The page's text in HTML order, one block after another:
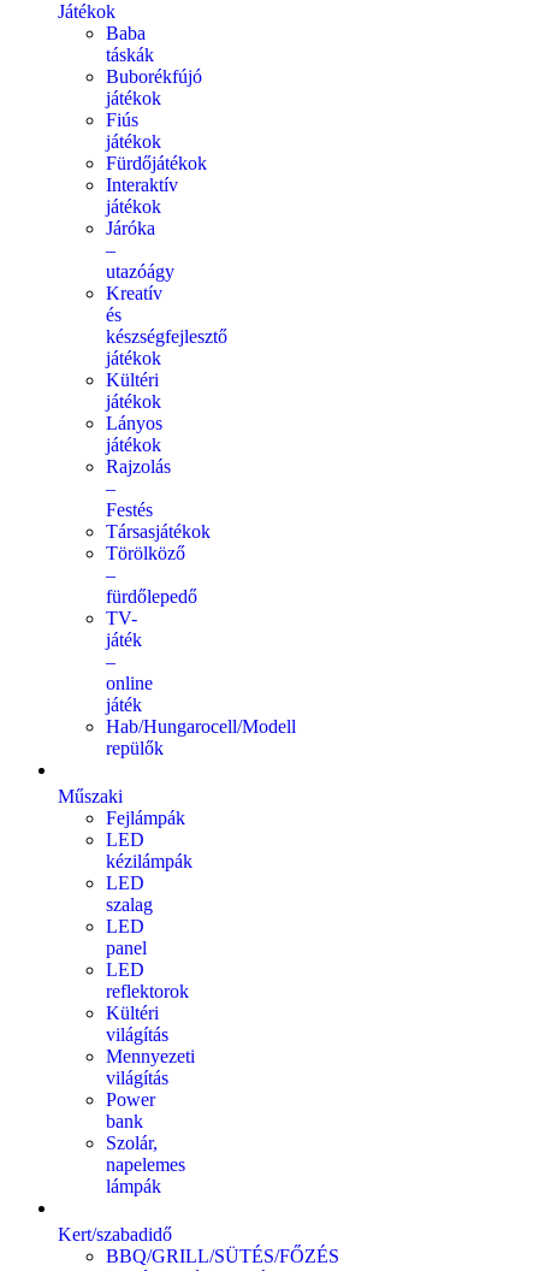
Játékok
Baba
táskák
Buborékfújó
játékok
Fiús
játékok
Fürdőjátékok
Interaktív
játékok
Járóka
–
utazóágy
Kreatív
és
készségfejlesztő
játékok
Kültéri
játékok
Lányos
játékok
Rajzolás
–
Festés
Társasjátékok
Törölköző
–
fürdőlepedő
TV-
játék
–
online
játék
Hab/Hungarocell/Modell
repülők
Műszaki
Fejlámpák
LED
kézilámpák
LED
szalag
LED
panel
LED
reflektorok
Kültéri
világítás
Mennyezeti
világítás
Power
bank
Szolár,
napelemes
lámpák
Kert/szabadidő
BBQ/GRILL/SÜTÉS/FŐZÉS